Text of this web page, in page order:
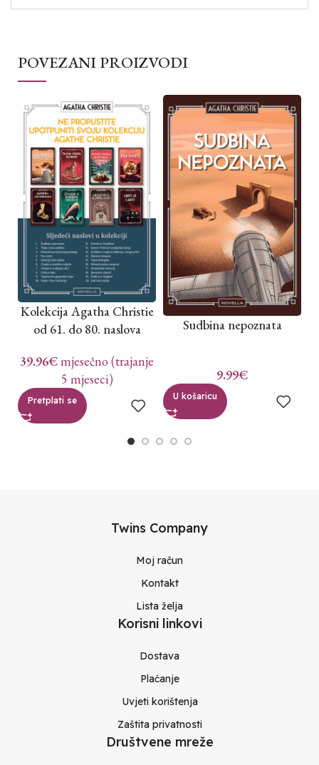
POVEZANI PROIZVODI
Kolekcija Agatha Christie
od 61. do 80. naslova
39.96€mjesečno (trajanje
5 mjeseci)
Pretplati se
Sudbina nepoznata
9.99€
U košaricu
Twins Company
Moj račun
Kontakt
Lista želja
Korisni linkovi
Dostava
Plaćanje
Uvjeti korištenja
Zaštita privatnosti
Društvene mreže